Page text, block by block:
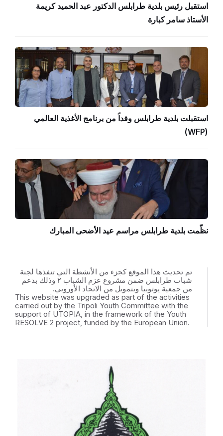
استقبل رئيس بلدية طرابلس الدكتور عبد الحميد كريمة
الأستاذ سامر كبارة
استقبلت بلدية طرابلس وفداً من برنامج الأغذية العالمي
(WFP)
نظّمت بلدية طرابلس مراسم عيد الأضحى المبارك
تم تحديث هذا الموقع كجزء من الأنشطة التي تنفذها لجنة
شباب طرابلس ضمن مشروع عزم الشباب ٢ وذلك بدعم
من جمعية يوتوبيا وبتمويل من الاتحاد الأوروبي.
This website was upgraded as part of the activities
carried out by the Tripoli Youth Committee with the
support of UTOPIA, in the framework of the Youth
RESOLVE 2 project, funded by the European Union.